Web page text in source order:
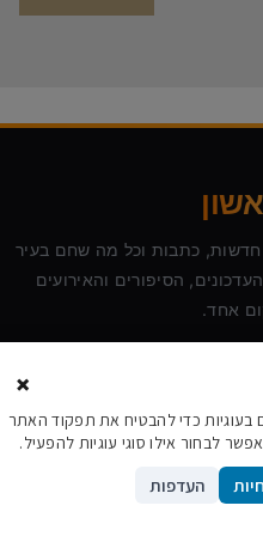
חדשות, כתבות וכל מה שחם בעיר
הסיפורים והאירועים
אחד.
· כל הזכויות שמורות
×
כדי להבטיח את תפקוד האתר
לבחור אילו סוגי עוגיות להפעיל.
העדפות